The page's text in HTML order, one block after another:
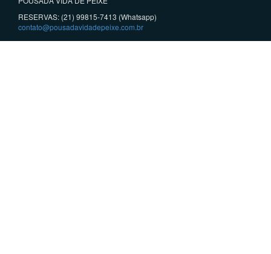
RESERVAS: (21) 99815-7413 (Whatsapp)
contato@pousadavidadepeixe.com.br